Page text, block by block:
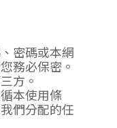
密碼或本網
務必保密。
方。
本使用條
們分配的任